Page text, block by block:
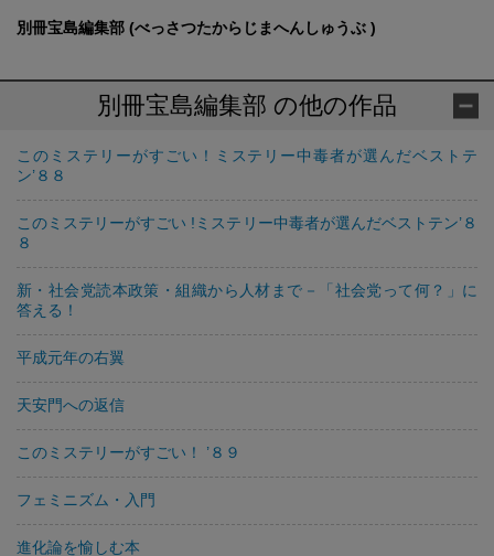
別冊宝島編集部 (べっさつたからじまへんしゅうぶ )
別冊宝島編集部 の他の作品
このミステリーがすごい！ミステリー中毒者が選んだベストテ
ン’８８
このミステリーがすごい !ミステリー中毒者が選んだベストテン’８
８
新・社会党読本政策・組織から人材まで－「社会党って何？」に
答える！
平成元年の右翼
天安門への返信
このミステリーがすごい！ ’８９
フェミニズム・入門
進化論を愉しむ本